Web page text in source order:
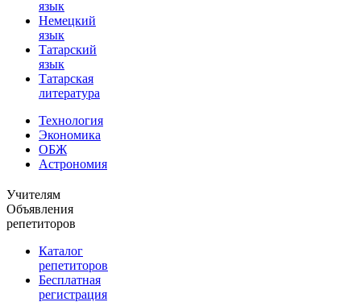
язык
Немецкий
язык
Татарский
язык
Татарская
литература
Технология
Экономика
ОБЖ
Астрономия
Учителям
Объявления
репетиторов
Каталог
репетиторов
Бесплатная
регистрация